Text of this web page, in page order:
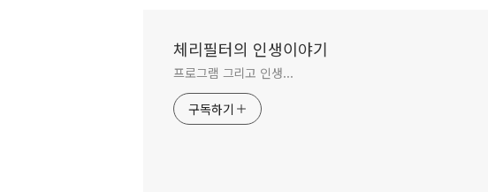
체리필터의 인생이야기
프로그램 그리고 인생...
구독하기